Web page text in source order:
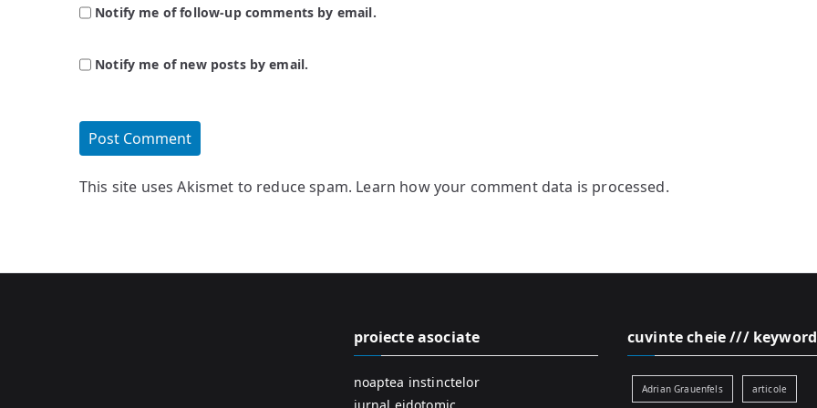
Notify me of follow-up comments by email.
Notify me of new posts by email.
This site uses Akismet to reduce spam. Learn how your comment data is processed.
proiecte asociate
noaptea instinctelor
cuvinte cheie ///
Adrian Grauenfels articole